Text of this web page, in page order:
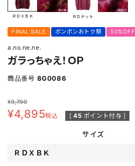
ＲＤＸＢＫ ＲＤドット
FINAL SALE ボンボンおトク祭 50%OFF
a.no.ne.ne.
ガラっちゃえ！ＯＰ
商品番号 8G0086
¥9,790
¥4,895税込 [ 45 ポイント付与 ]
サイズ
ＲＤＸＢＫ